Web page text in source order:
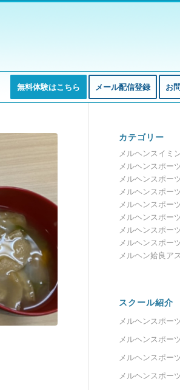
無料体験はこちら メール配信登録 お
カテゴリー
メルヘンスイミ
メルヘンスポー
メルヘンスポー
メルヘンスポー
メルヘンスポー
メルヘンスポー
メルヘンスポー
メルヘンスポー
メルヘン姶良ア
スクール紹介
メルヘンスポー
メルヘンスポー
メルヘンスポー
メルヘンスポー